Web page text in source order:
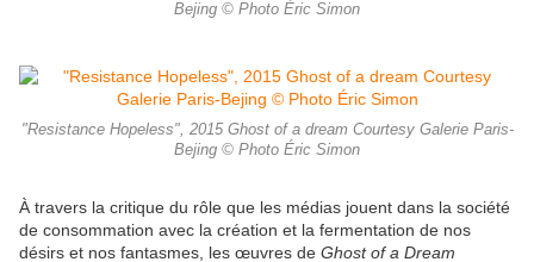
Bejing © Photo Éric Simon
"Resistance Hopeless", 2015 Ghost of a dream Courtesy Galerie Paris-
Bejing © Photo Éric Simon
À travers la critique du rôle que les médias jouent dans la société
de consommation avec la création et la fermentation de nos
désirs et nos fantasmes, les œuvres de Ghost of a Dream